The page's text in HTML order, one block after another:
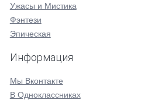
Ужасы и Мистика
Фэнтези
Эпическая
Информация
Мы Вконтакте
В Одноклассниках